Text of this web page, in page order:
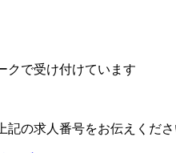
クで受け付けています
記の求人番号をお伝えくだ